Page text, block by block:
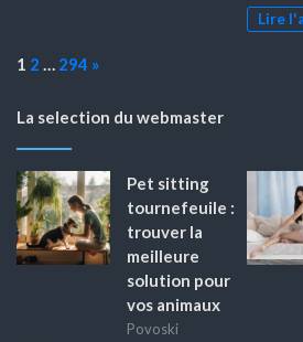
Lire
Page:
1 2 … 294 Next
»
La selection du webmaster
Pet sitting
tournefeuile :
trouver la
meilleure
solution pour
vos animaux
Povoski